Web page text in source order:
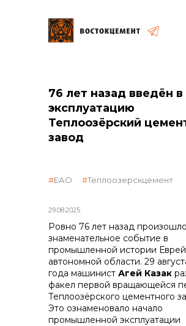
Закупки
общая информация
объявленные закупки
реализация
контакты отдела
76 лет назад введён в
эксплуатацию
Теплоозёрский
завод
29.08.2025
ЕАО Теплоозерскцемент
Ровно 76 лет назад произошло
знаменательное событие в
промышленной истории
автономной области. 29
года машинист Агей Казак
факел первой вращающейся
Теплоозёрского цементного
Это ознаменовало начало
промышленной эксплуатации